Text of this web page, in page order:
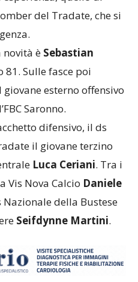
quello di
è
81. Sulle fasce poi
esterno offensivo
il giovane terzino
Luca Ceriani
. Tra i
Nova Calcio
Nazionale della Bustese